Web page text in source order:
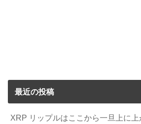
最近の投稿
XRP リップルはここから一旦上に上